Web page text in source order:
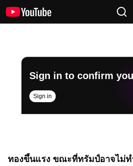
Sign in to confirm
Sign in
ทองขึ้นแรง ขณะที่ทรัมป์อาจไม่ท